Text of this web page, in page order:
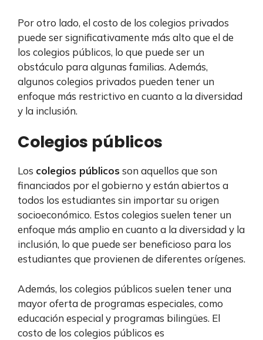
Por otro lado, el costo de los colegios privados
puede ser significativamente más alto que el de
los colegios públicos, lo que puede ser un
obstáculo para algunas familias. Además,
algunos colegios privados pueden tener un
enfoque más restrictivo en cuanto a la diversidad
y la inclusión.
Colegios públicos
Los colegios públicos son aquellos que son
financiados por el gobierno y están abiertos a
todos los estudiantes sin importar su origen
socioeconómico. Estos colegios suelen tener un
enfoque más amplio en cuanto a la diversidad y la
inclusión, lo que puede ser beneficioso para los
estudiantes que provienen de diferentes orígenes.
Además, los colegios públicos suelen tener una
mayor oferta de programas especiales, como
educación especial y programas bilingües. El
costo de los colegios públicos es